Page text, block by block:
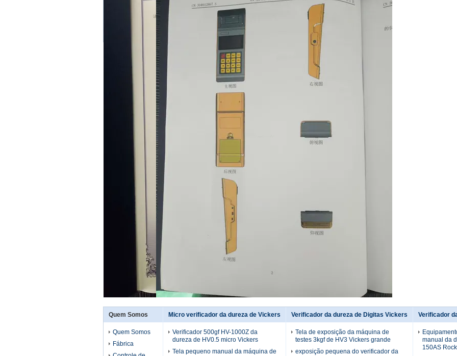
Quem Somos
Quem Somos
Fábrica
Micro verificador da dureza de Vickers
Verificador 500gf HV-1000Z da
dureza de HV0.5 micro Vickers
Tela pequeno manual da máquina de
Verificador da dureza de Digitas Vickers
Tela de exposição da máquina de
testes 3kgf de HV3 Vickers grande
exposição pequena do verificador da
Verificador
manual da
150AS